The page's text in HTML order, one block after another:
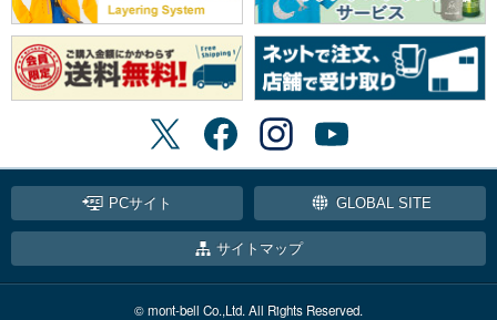
PCサイト GLOBAL SITE
サイトマップ
© mont-bell Co.,Ltd. All Rights Reserved.